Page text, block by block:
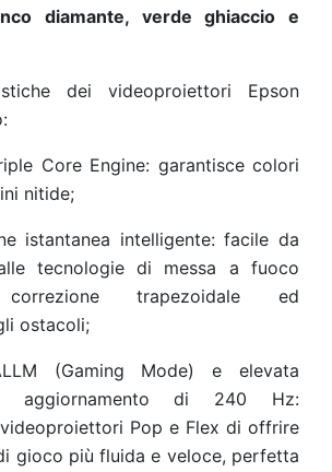
diamante, verde ghiaccio e
dei videoproiettori Epson
Core Engine: garantisce colori
nitide;
istantanea intelligente: facile da
tecnologie di messa a fuoco
correzione trapezoidale ed
ostacoli;
(Gaming Mode) e elevata
aggiornamento di 240 Hz:
Pop e Flex di offrire
gioco più fluida e veloce, perfetta